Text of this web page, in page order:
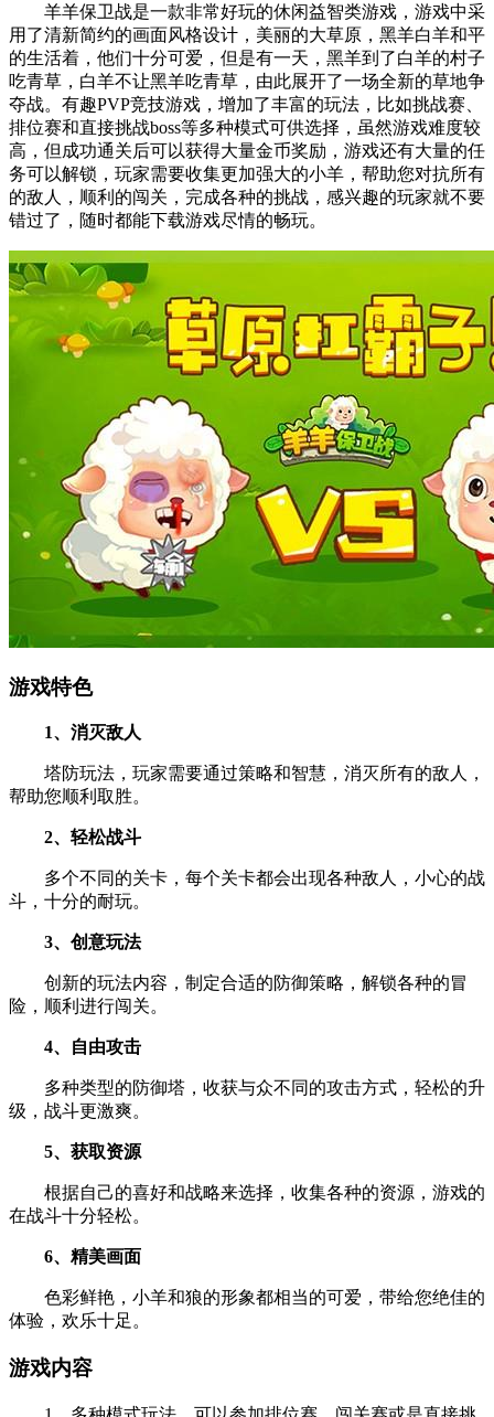
羊羊保卫战是一款非常好玩的休闲益智类游戏，游戏中采
用了清新简约的画面风格设计，美丽的大草原，黑羊白羊和平
的生活着，他们十分可爱，但是有一天，黑羊到了白羊的村子
吃青草，白羊不让黑羊吃青草，由此展开了一场全新的草地争
夺战。有趣PVP竞技游戏，增加了丰富的玩法，比如挑战赛、
排位赛和直接挑战boss等多种模式可供选择，虽然游戏难度较
高，但成功通关后可以获得大量金币奖励，游戏还有大量的任
务可以解锁，玩家需要收集更加强大的小羊，帮助您对抗所有
的敌人，顺利的闯关，完成各种的挑战，感兴趣的玩家就不要
错过了，随时都能下载游戏尽情的畅玩。
游戏特色
1、消灭敌人
塔防玩法，玩家需要通过策略和智慧，消灭所有的敌人，
帮助您顺利取胜。
2、轻松战斗
多个不同的关卡，每个关卡都会出现各种敌人，小心的战
斗，十分的耐玩。
3、创意玩法
创新的玩法内容，制定合适的防御策略，解锁各种的冒
险，顺利进行闯关。
4、自由攻击
多种类型的防御塔，收获与众不同的攻击方式，轻松的升
级，战斗更激爽。
5、获取资源
根据自己的喜好和战略来选择，收集各种的资源，游戏的
在战斗十分轻松。
6、精美画面
色彩鲜艳，小羊和狼的形象都相当的可爱，带给您绝佳的
体验，欢乐十足。
游戏内容